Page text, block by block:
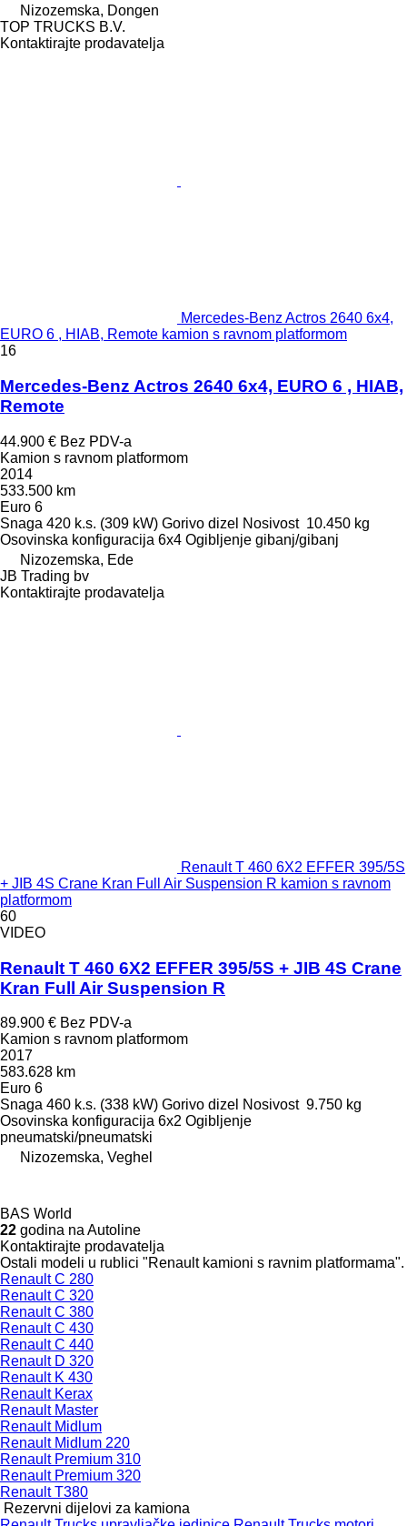
Nizozemska, Dongen
TOP TRUCKS B.V.
Kontaktirajte prodavatelja
Mercedes-Benz Actros 2640 6x4,
EURO 6 , HIAB, Remote kamion s ravnom platformom
16
Mercedes-Benz Actros 2640 6x4, EURO 6 , HIAB,
Remote
44.900 € Bez PDV-a
Kamion s ravnom platformom
2014
533.500 km
Euro 6
Snaga 420 k.s. (309 kW) Gorivo dizel Nosivost 10.450 kg
Osovinska konfiguracija 6x4 Ogibljenje gibanj/gibanj
Nizozemska, Ede
JB Trading bv
Kontaktirajte prodavatelja
Renault T 460 6X2 EFFER 395/5S
+ JIB 4S Crane Kran Full Air Suspension R kamion s ravnom
platformom
60
VIDEO
Renault T 460 6X2 EFFER 395/5S + JIB 4S Crane
Kran Full Air Suspension R
89.900 € Bez PDV-a
Kamion s ravnom platformom
2017
583.628 km
Euro 6
Snaga 460 k.s. (338 kW) Gorivo dizel Nosivost 9.750 kg
Osovinska konfiguracija 6x2 Ogibljenje
pneumatski/pneumatski
Nizozemska, Veghel
BAS World
22 godina na Autoline
Kontaktirajte prodavatelja
Ostali modeli u rublici "Renault kamioni s ravnim platformama".
Renault C 280
Renault C 320
Renault C 380
Renault C 430
Renault C 440
Renault D 320
Renault K 430
Renault Kerax
Renault Master
Renault Midlum
Renault Midlum 220
Renault Premium 310
Renault Premium 320
Renault T380
Rezervni dijelovi za kamiona